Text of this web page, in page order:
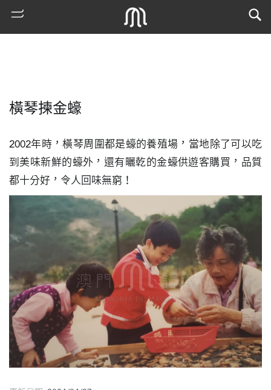
圖
媽
閣
寺
廟
橫琴揀金蠔
2002年時，橫琴周圍都是蠔的養殖場，當地除了可以吃
到美味新鮮的蠔外，還有曬乾的金蠔供遊客購買，品質
都十分好，令人回味無窮！